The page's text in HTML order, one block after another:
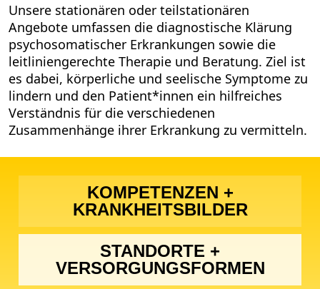
Unsere stationären oder teilstationären
Angebote umfassen die diagnostische Klärung
psychosomatischer Erkrankungen sowie die
leitliniengerechte Therapie und Beratung. Ziel ist
es dabei, körperliche und seelische Symptome zu
lindern und den Patient*innen ein hilfreiches
Verständnis für die verschiedenen
Zusammenhänge ihrer Erkrankung zu vermitteln.
KOMPETENZEN +
KRANKHEITSBILDER
STANDORTE +
VERSORGUNGSFORMEN